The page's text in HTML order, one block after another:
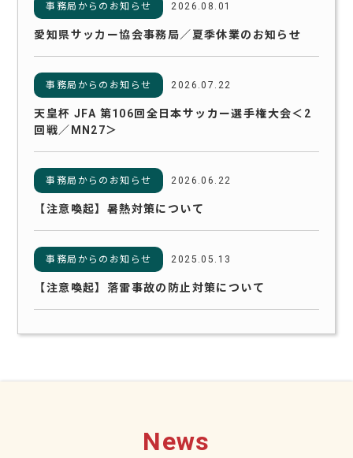
事務局からのお知らせ 2026.08.01
愛知県サッカー協会事務局／夏季休業のお知らせ
事務局からのお知らせ 2026.07.22
天皇杯 JFA 第106回全日本サッカー選手権大会＜2
回戦／MN27＞
事務局からのお知らせ 2026.06.22
【注意喚起】暑熱対策について
事務局からのお知らせ 2025.05.13
【注意喚起】落雷事故の防止対策について
News